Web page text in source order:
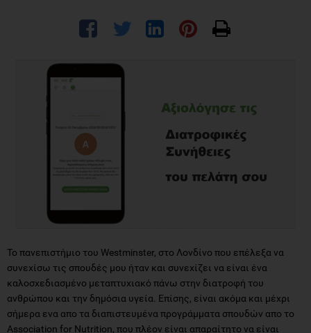
Το πανεπιστήμιο του Westminster, στο Λονδίνο που επέλεξα να
συνεχίσω τις σπουδές μου ήταν και συνεχίζει να είναι ένα
καλοσχεδιασμένο μεταπτυχιακό πάνω στην διατροφή του
ανθρώπου και την δημόσια υγεία. Επίσης, είναι ακόμα και μέχρι
σήμερα ενα απο τα διαπιστευμένα προγράμματα σπουδών απο το
Association for Nutrition, που πλέον είναι απαραίτητο να είναι